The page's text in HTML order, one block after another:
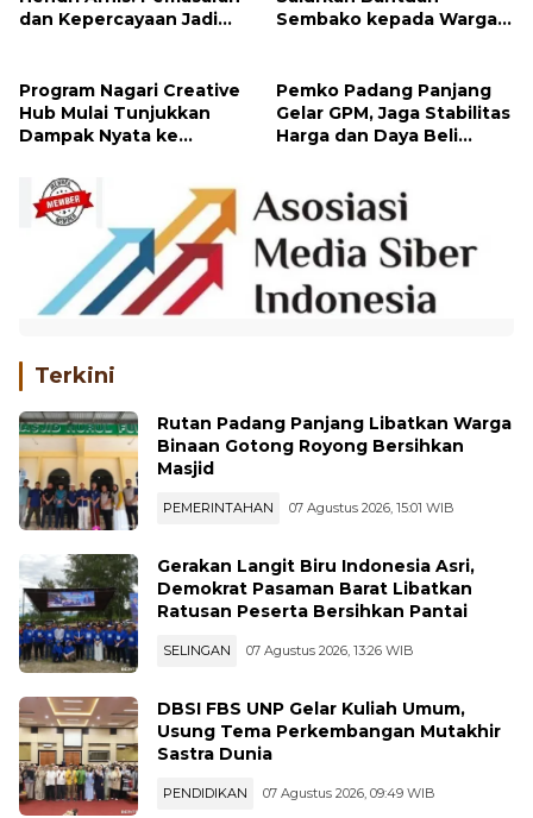
dan Kepercayaan Jadi
Sembako kepada Warga
Program Nagari Creative
Hub Mulai Tunjukkan
Dampak Nyata ke
Pemko Padang Panjang
Gelar GPM, Jaga Stabilitas
Harga dan Daya Beli
Terkini
Rutan Padang Panjang Libatkan Warga
Binaan Gotong Royong Bersihkan
Masjid
PEMERINTAHAN 07 Agustus 2026, 15:01 WIB
Gerakan Langit Biru Indonesia Asri,
Demokrat Pasaman Barat Libatkan
Ratusan Peserta Bersihkan Pantai
SELINGAN 07 Agustus 2026, 13:26 WIB
DBSI FBS UNP Gelar Kuliah Umum,
Usung Tema Perkembangan Mutakhir
Sastra Dunia
PENDIDIKAN 07 Agustus 2026, 09:49 WIB